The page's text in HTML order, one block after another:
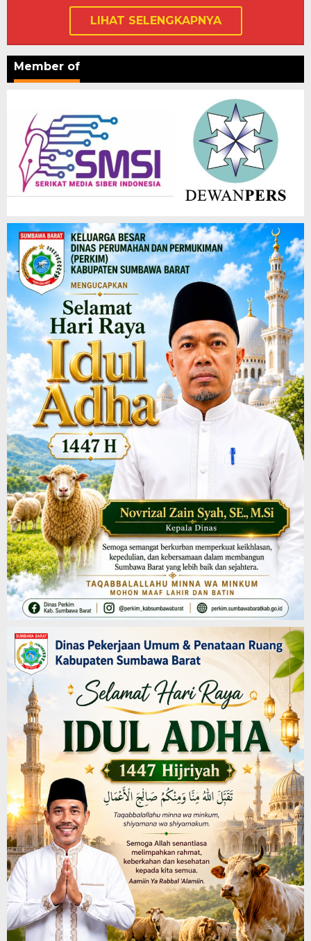
LIHAT SELENGKAPNYA
Member of